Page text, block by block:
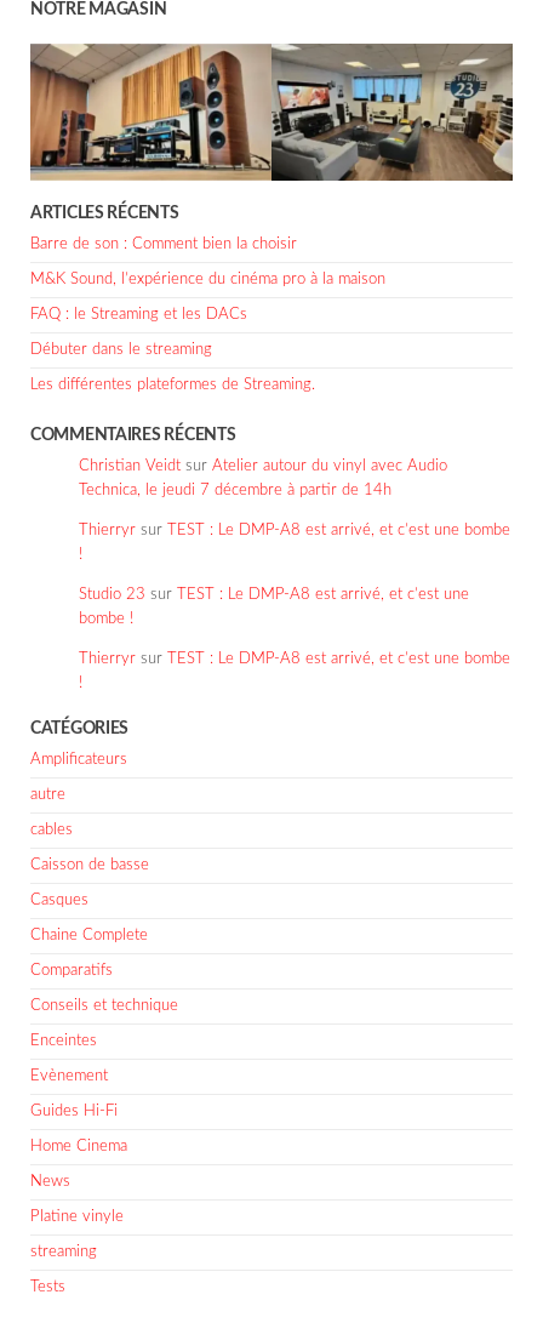
NOTRE MAGASIN
ARTICLES RÉCENTS
Barre de son : Comment bien la choisir
M&K Sound, l’expérience du cinéma pro à la maison
FAQ : le Streaming et les DACs
Débuter dans le streaming
Les différentes plateformes de Streaming.
COMMENTAIRES RÉCENTS
Christian Veidt sur Atelier autour du vinyl avec Audio
Technica, le jeudi 7 décembre à partir de 14h
Thierryr sur
TEST : Le DMP-A8 est arrivé, et c’est une bombe
!
Studio 23 sur
TEST : Le DMP-A8 est arrivé, et c’est une
bombe !
Thierryr sur
TEST : Le DMP-A8 est arrivé, et c’est une bombe
!
CATÉGORIES
Amplificateurs
autre
cables
Caisson de basse
Casques
Chaine Complete
Comparatifs
Conseils et technique
Enceintes
Evènement
Guides Hi-Fi
Home Cinema
News
Platine vinyle
streaming
Tests